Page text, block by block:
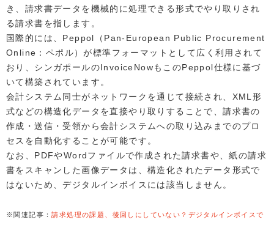
き、請求書データを機械的に処理できる形式でやり取りされ
る請求書を指します。
国際的には、Peppol（Pan-European Public Procurement
Online：ペポル）が標準フォーマットとして広く利用されて
おり、シンガポールのInvoiceNowもこのPeppol仕様に基づ
いて構築されています。
会計システム同士がネットワークを通じて接続され、XML形
式などの構造化データを直接やり取りすることで、請求書の
作成・送信・受領から会計システムへの取り込みまでのプロ
セスを自動化することが可能です。
なお、PDFやWordファイルで作成された請求書や、紙の請求
書をスキャンした画像データは、構造化されたデータ形式で
はないため、デジタルインボイスには該当しません。
※関連記事：請求処理の課題、後回しにしていない？デジタルインボイスで